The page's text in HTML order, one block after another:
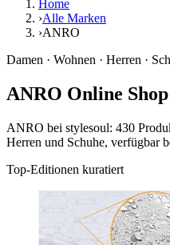
Home
›Alle Marken
›ANRO
Damen · Wohnen · Herren ·
ANRO Online Shop
ANRO bei stylesoul: 430
Herren und Schuhe, verfügbar
Top-Editionen kuratiert